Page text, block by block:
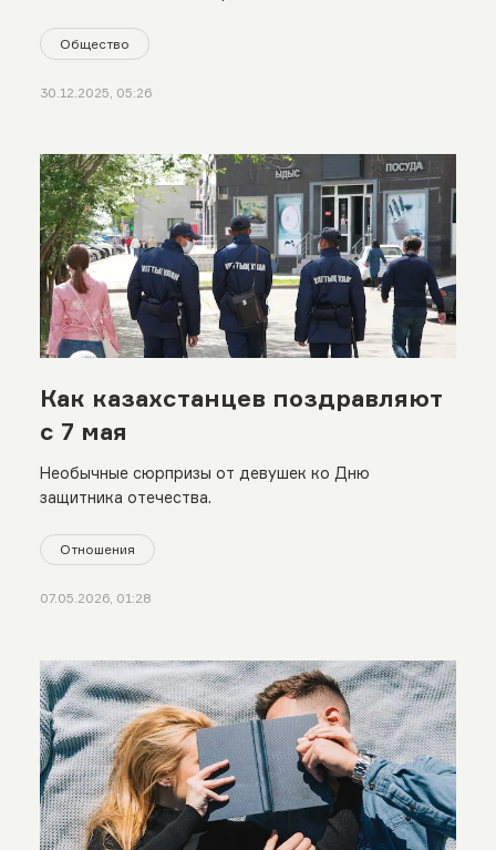
Общество
30.12.2025, 05:26
Как казахстанцев поздравляют
с 7 мая
Необычные сюрпризы от девушек ко Дню
защитника отечества.
Отношения
07.05.2026, 01:28